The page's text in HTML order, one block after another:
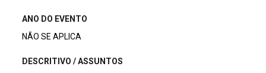
ANO DO EVENTO
NÃO SE APLICA
DESCRITIVO / ASSUNTOS